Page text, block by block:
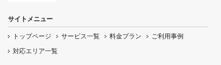
サイトメニュー
トップページ サービス一覧 料金プラン
ご利用事例
対応エリア一覧